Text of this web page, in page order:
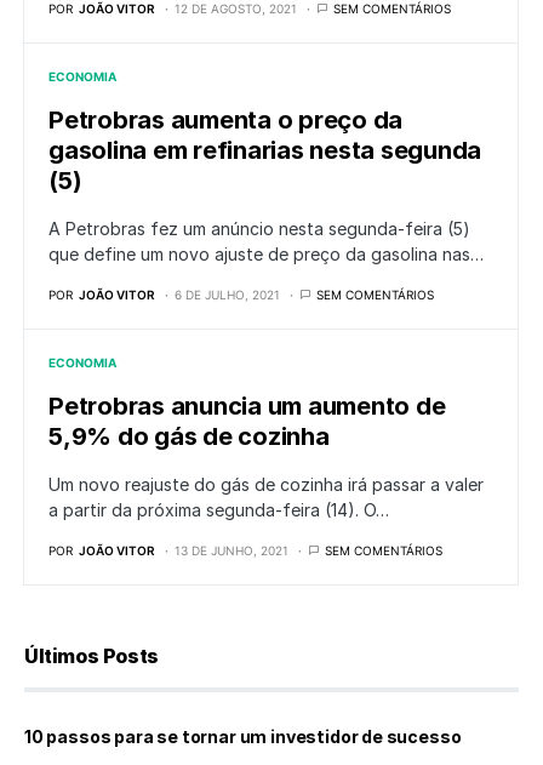
POR JOÃO VITOR 12 DE AGOSTO, 2021 SEM COMENTÁRIOS
ECONOMIA
Petrobras aumenta o preço da
gasolina em refinarias nesta segunda
(5)
A Petrobras fez um anúncio nesta segunda-feira (5)
que define um novo ajuste de preço da gasolina nas…
POR JOÃO VITOR 6 DE JULHO, 2021 SEM COMENTÁRIOS
ECONOMIA
Petrobras anuncia um aumento de
5,9% do gás de cozinha
Um novo reajuste do gás de cozinha irá passar a valer
a partir da próxima segunda-feira (14). O…
POR JOÃO VITOR 13 DE JUNHO, 2021 SEM COMENTÁRIOS
Últimos Posts
10 passos para se tornar um investidor de sucesso